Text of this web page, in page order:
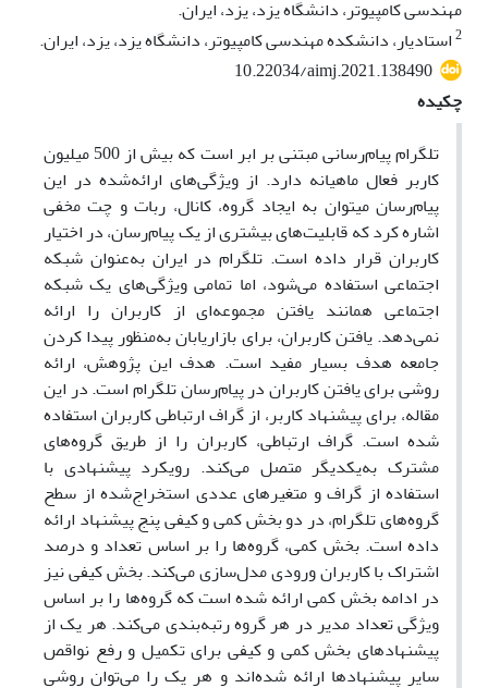
مهندسی کامپیوتر، دانشگاه یزد، یزد، ایران.
2استادیار، دانشکده مهندسی کامپیوتر، دانشگاه یزد، یزد، ایران.
10.22034/aimj.2021.138490
چکیده
تلگرام پیام‌رسانی مبتنی بر ابر است که بیش از 500 میلیون
کاربر فعال ماهیانه دارد. از ویژگی‌های ارائه‌شده در این
پیام‌رسان میتوان به ایجاد گروه، کانال، ربات و چت مخفی
اشاره کرد که قابلیت‌های بیشتری از یک پیام‌رسان، در اختیار
کاربران قرار داده است. تلگرام در ایران به‌عنوان شبکه
اجتماعی استفاده می‌شود، اما تمامی ویژگی‌های یک شبکه
اجتماعی همانند یافتن مجموعه‌ای از کاربران را ارائه
نمی‌دهد. یافتن کاربران، برای بازاریابان به‌منظور پیدا کردن
جامعه هدف بسیار مفید است. هدف این پژوهش، ارائه
روشی برای یافتن کاربران در پیام‌رسان تلگرام است. در این
مقاله، برای پیشنهاد کاربر، از گراف ارتباطی کاربران استفاده
شده است. گراف ارتباطی، کاربران را از طریق گروه‌های
مشترک به‌یکدیگر متصل می‌کند. رویکرد پیشنهادی با
استفاده از گراف و متغیرهای عددی استخراج‌شده از سطح
گروه‌های تلگرام، در دو بخش کمی و کیفی پنج پیشنهاد ارائه
داده است. بخش کمی، گروه‌ها را بر اساس تعداد و درصد
اشتراک با کاربران ورودی مدل‌سازی می‌کند. بخش کیفی نیز
در ادامه بخش کمی ارائه شده است که گروه‌ها را بر اساس
ویژگی تعداد مدیر در هر گروه رتبه‌بندی می‌کند. هر یک از
پیشنهاد‌های بخش کمی و کیفی برای تکمیل و رفع نواقص
سایر پیشنهاد‌ها ارائه شده‌اند و هر یک را می‌توان روشی